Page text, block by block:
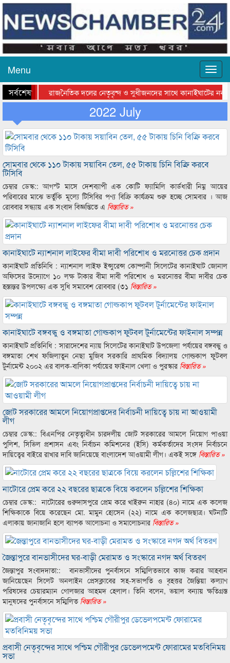
Menu
সর্বশেষ
রাজনৈতিক দলের নেতৃবৃন্দ ও সুধীজনদের সাথে কানাইঘাটের
সিলেটে বাংলাদেশ গ্রুপ থিয়েটার ফেডারেশানের বিভাগীয় অভিনয়
2022 July
সোমবার থেকে ১১০ টাকায় সয়াবিন তেল, ৫৫ টাকায় চিনি বিক্রি করবে
টিসিবি
চেম্বার ডেস্ক:: আগস্ট মাসে দেশব্যাপী এক কোটি ফ্যামিলি কার্ডধারী নিম্ন আয়ের
পরিবারের মাঝে ভর্তুকি মূল্যে টিসিবির পণ্য বিক্রি কার্যক্রম শুরু হচ্ছে সোমবার । আজ
রোববার সন্ধ্যায় এক সংবাদ বিজ্ঞপ্তিতে এ বিস্তারিত »
কানাইঘাটে ন্যাশনাল লাইফের বীমা দাবী পরিশোধ ও মরনোত্তর চেক প্রদান
কানাইঘাট প্রতিনিধি : ন্যাশনাল লাইফ ইন্সুরেন্স কোম্পানী সিলেটের কানাইঘাট জোনাল
অফিসের উদ্যোগে ১০ লক্ষ টাকার বীমা দাবী পরিশোধ ও মরনোত্তর বীমা দাবীর চেক
হস্তান্তর উপলক্ষ্যে এক সুধি সমাবেশ রোববার (৩১ বিস্তারিত »
কানাইঘাটে বঙ্গবন্ধু ও বঙ্গমাতা গোল্ডকাপ ফুটবল টুর্নামেন্টের ফাইনাল সম্পন্ন
কানাইঘাট প্রতিনিধি : সারাদেশের ন্যায় সিলেটের কানাইঘাট উপজেলা পর্যায়ের বঙ্গবন্ধু ও
বঙ্গমাতা শেখ ফজিলাতুন নেছা মুজিব সরকারি প্রাথমিক বিদ্যালয় গোল্ডকাপ ফুটবল
টুর্নামেন্ট ২০০২ এর বালক-বালিকা পর্যায়ের ফাইনাল খেলা ও পুরস্কার বিস্তারিত »
জোট সরকারের আমলে নিয়োগপ্রাপ্তদের নির্বাচনী দায়িত্বে চায় না আওয়ামী
লীগ
চেম্বার ডেস্ক:: বিএনপির নেতৃত্বাধীন চারদলীয় জোট সরকারের আমলে নিয়োগ পাওয়া
পুলিশ, সিভিল প্রশাসন এবং নির্বাচন কমিশনের (ইসি) কর্মকর্তাদের সংসদ নির্বাচনে
দায়িত্বের বাইরে রাখার দাবি জানিয়েছে বাংলাদেশ আওয়ামী লীগ। একই সঙ্গে বিস্তারিত »
নাটোরে প্রেম করে ২২ বছরের ছাত্রকে বিয়ে করলেন চল্লিশের শিক্ষিকা
চেম্বার ডেস্ক:: নাটোরের গুরুদাসপুরে প্রেম করে খাইরুন নাহার (৪০) নামে এক কলেজ
শিক্ষিকাকে বিয়ে করেছেন মো. মামুন হোসেন (২২) নামে এক কলেজছাত্র। ঘটনাটি
এলাকায় জানাজানি হলে ব্যাপক আলোচনা ও সমালোচনার বিস্তারিত »
জৈন্তাপুরে বানভাসীদের ঘর-বাড়ী মেরামত ও সংস্কারে নগদ অর্থ বিতরণ
জৈন্তাপুর সংবাদদাতা:: বানভাসীদের পুনর্বাসনে সম্মিলিতভাবে কাজ করার আহবান
জানিয়েছেন সিলেট অনলাইন প্রেসক্লাবের সহ-সভাপতি ও বৃহত্তর জৈন্তিয়া কল্যাণ
পরিষদের চেয়ারম্যান গোলজার আহমদ হেলাল। তিনি বলেন, ভয়াল বন্যায় ক্ষতিগ্রস্ত
মানুষদের পুনর্বাসনে সম্মিলিতবিস্তারিত »
প্রবাসী নেতৃবৃন্দের সাথে পশ্চিম গৌরীপুর ডেভেলপমেন্ট ফোরামের মতবিনিময়
সভা